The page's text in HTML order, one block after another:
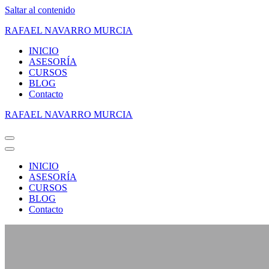
Saltar al contenido
RAFAEL NAVARRO MURCIA
INICIO
ASESORÍA
CURSOS
BLOG
Contacto
RAFAEL NAVARRO MURCIA
MENÚ
DE
NAVEGACIÓN
MENÚ
DE
NAVEGACIÓN
INICIO
ASESORÍA
CURSOS
BLOG
Contacto